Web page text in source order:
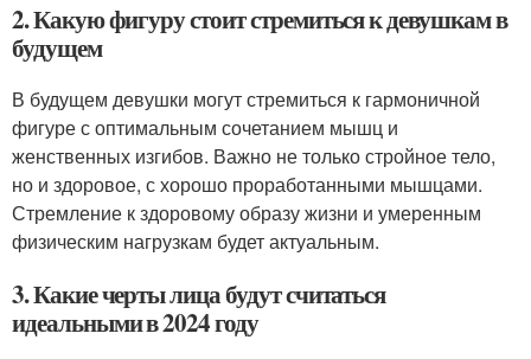
2. Какую фигуру стоит стремиться к девушкам в
будущем
В будущем девушки могут стремиться к гармоничной
фигуре с оптимальным сочетанием мышц и
женственных изгибов. Важно не только стройное тело,
но и здоровое, с хорошо проработанными мышцами.
Стремление к здоровому образу жизни и умеренным
физическим нагрузкам будет актуальным.
3. Какие черты лица будут считаться
идеальными в 2024 году